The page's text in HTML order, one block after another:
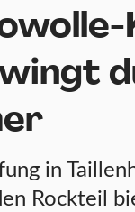
in
Rockteil